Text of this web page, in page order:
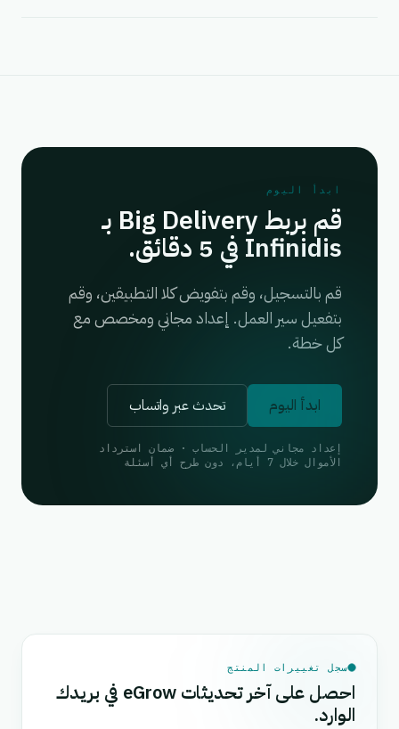
ابدأ اليوم
قم بربط Big Delivery بـ
Infinidis في 5 دقائق.
قم بالتسجيل، وقم بتفويض كلا التطبيقين، وقم
بتفعيل سير العمل. إعداد مجاني ومخصص مع
كل خطة.
ابدأ اليوم تحدث عبر واتساب
إعداد مجاني لمدير الحساب · ضمان استرداد
الأموال خلال 7 أيام، دون طرح أي أسئلة
سجل تغييرات المنتج
احصل على آخر تحديثات eGrow في بريدك
الوارد.